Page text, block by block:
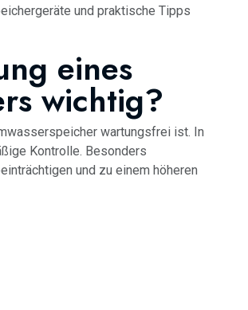
und praktische Tipps
eines
wichtig?
wartungsfrei ist. In
Kontrolle. Besonders
und zu einem höheren